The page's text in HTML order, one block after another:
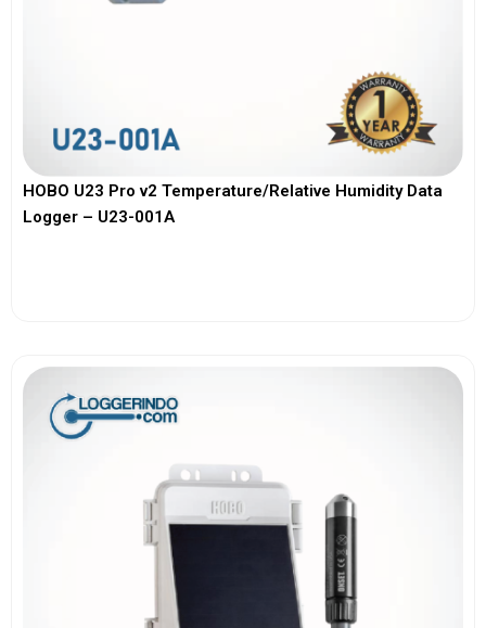
HOBO U23 Pro v2 Temperature/Relative Humidity Data
Logger – U23-001A